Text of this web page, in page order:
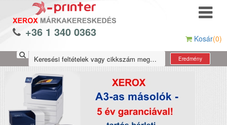
+36 1 340 0363 Kosár(0)
Eredmény